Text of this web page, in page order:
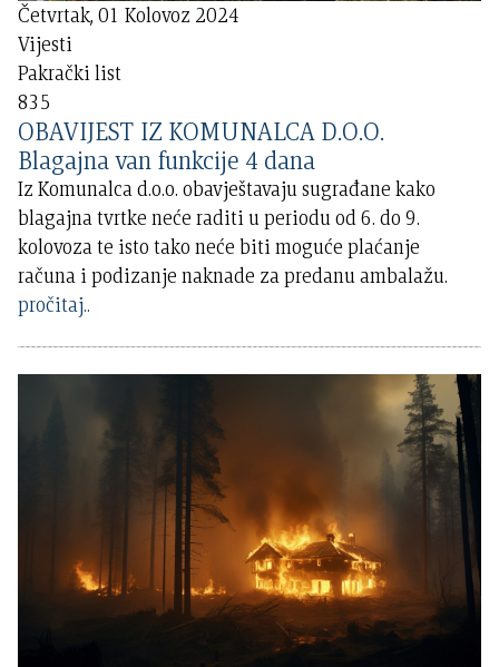
Četvrtak, 01 Kolovoz 2024
Vijesti
Pakrački list
835
OBAVIJEST IZ KOMUNALCA D.O.O.
Blagajna van funkcije 4 dana
Iz Komunalca d.o.o. obavještavaju sugrađane kako
blagajna tvrtke neće raditi u periodu od 6. do 9.
kolovoza te isto tako neće biti moguće plaćanje
računa i podizanje naknade za predanu ambalažu.
pročitaj..